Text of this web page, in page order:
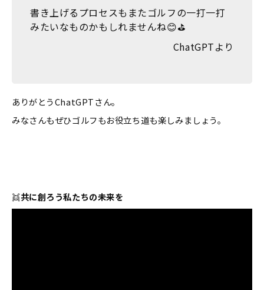
書き上げるプロセスもまたゴルフの一打一打
みたいなものかもしれませんね😊⛳️
ChatGPTより
ありがとうChatGPTさん。
みなさんもぜひゴルフもお役立ち道も楽しみましょう。
👯共に創ろう私たちの未来を